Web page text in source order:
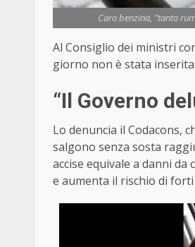
Caro benzina, "tanto
Al Consiglio dei ministri
giorno non è stata
“Il Governo
Lo denuncia il Codacons,
salgono senza sosta
accise equivale a danni
e aumenta il rischio di